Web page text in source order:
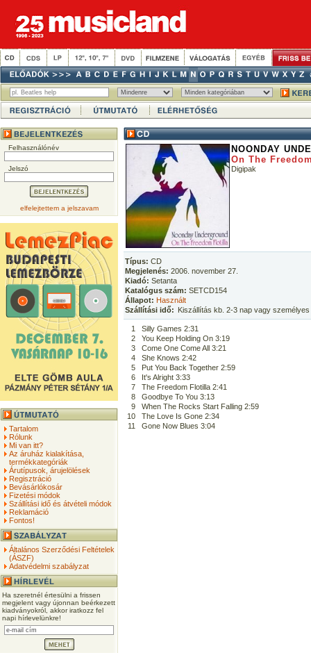
Felhasználónév
Jelszó
elfelejtettem a jelszavam
Tartalom
Rólunk
Mi van itt?
Az áruház kialakítása,
termékkategóriák
Árutípusok, árujelölések
Regisztráció
Bevásárlókosár
Fizetési módok
Szállítási idő és átvételi módok
Reklamáció
Fontos!
Általános Szerződési Feltételek
(ÁSZF)
Adatvédelmi szabályzat
Ha szeretnél értesülni a frissen
megjelent vagy újonnan beérkezett
kiadványokról, akkor iratkozz fel
napi hírlevelünkre!
NOONDAY
On The
Digipak
Típus: CD
Megjelenés: 2006. november 27.
Kiadó: Setanta
Katalógus szám: SETCD154
Állapot: Használt
Szállítási idő: Kiszállítás kb. 2-3 nap vagy
1
Silly Games 2:31
2
You Keep Holding On 3:19
3
Come One Come All 3:21
4
She Knows 2:42
5
Put You Back Together 2:59
6
It's Alright 3:33
7
The Freedom Flotilla 2:41
8
Goodbye To You 3:13
9
When The Rocks Start Falling 2:59
10
The Love Is Gone 2:34
11
Gone Now Blues 3:04